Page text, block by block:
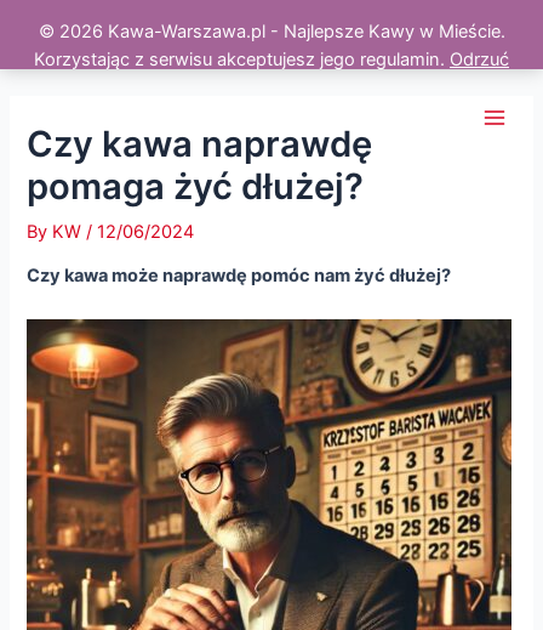
© 2026 Kawa-Warszawa.pl - Najlepsze Kawy w Mieście.
Korzystając z serwisu akceptujesz jego regulamin. Odrzuć
content
Czy kawa naprawdę
pomaga żyć dłużej?
By KW/12/06/2024
Czy kawa może naprawdę pomóc nam żyć dłużej?